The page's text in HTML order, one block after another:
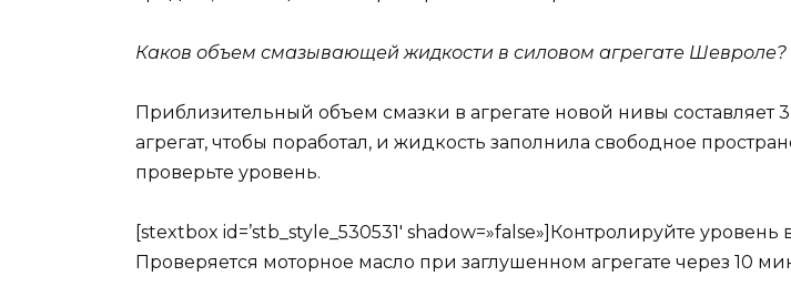
Каков объем смазывающей жидкости в силовом агрегате Шевроле?
Приблизительный объем смазки в агрегате новой нивы составляет
агрегат, чтобы поработал, и жидкость заполнила свободное
проверьте уровень.
[stextbox id=’stb_style_530531′ shadow=»false»]Контролируйте
Проверяется моторное масло при заглушенном агрегате через 10